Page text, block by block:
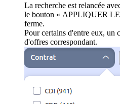
La recherche est relancée
le bouton « APPLIQUER
ferme.
Pour certains d'entre eux, un
d'offres correspondant.